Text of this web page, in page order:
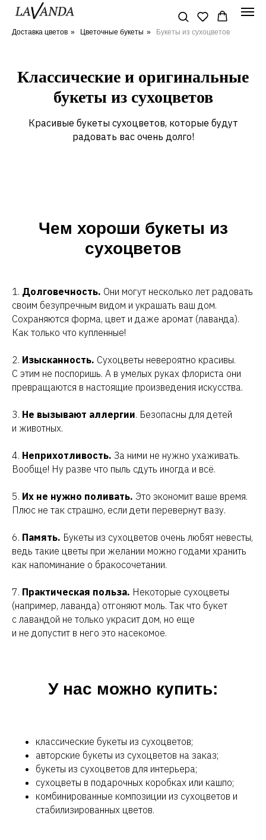
Доставка цветов » Цветочные букеты » Букеты из сухоцветов
Классические и оригинальные
букеты из сухоцветов
Красивые букеты сухоцветов, которые будут
радовать вас очень долго!
Чем хороши букеты из
сухоцветов
1. Долговечность. Они могут несколько лет радовать
своим безупречным видом и украшать ваш дом.
Сохраняются форма, цвет и даже аромат (лаванда).
Как только что купленные!
2. Изысканность. Сухоцветы невероятно красивы.
С этим не поспоришь. А в умелых руках флориста они
превращаются в настоящие произведения искусства.
3. Не вызывают аллергии. Безопасны для детей
и животных.
4. Неприхотливость. За ними не нужно ухаживать.
Вообще! Ну разве что пыль сдуть иногда и всё.
5. Их не нужно поливать. Это экономит ваше время.
Плюс не так страшно, если дети перевернут вазу.
6. Память. Букеты из сухоцветов очень любят невесты,
ведь такие цветы при желании можно годами хранить
как напоминание о бракосочетании.
7. Практическая польза. Некоторые сухоцветы
(например, лаванда) отгоняют моль. Так что букет
с лавандой не только украсит дом, но еще
и не допустит в него это насекомое.
У нас можно купить:
классические букеты из сухоцветов;
авторские букеты из сухоцветов на заказ;
букеты из сухоцветов для интерьера;
сухоцветы в подарочных коробках или кашпо;
комбинированные композиции из сухоцветов и
стабилизированных цветов.